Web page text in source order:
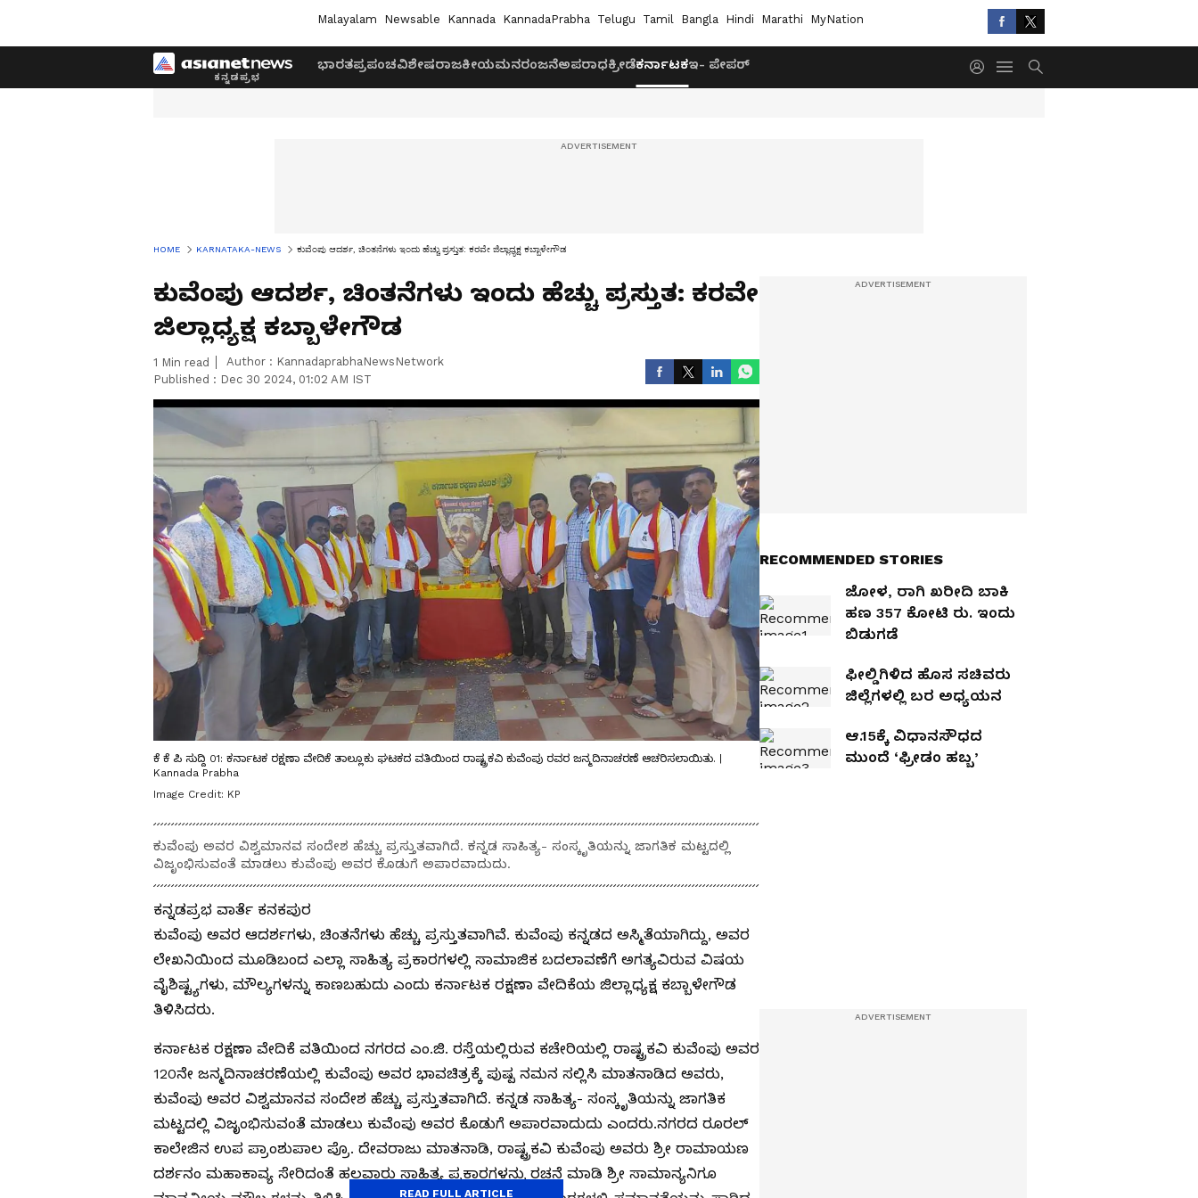
Malayalam Newsable Kannada KannadaPrabha Telugu Tamil Bangla Hindi Marathi MyNation
ಭಾರತಪ್ರಪಂಚವಿಶೇಷರಾಜಕೀಯಮನರಂಜನೆಅಪರಾಧಕ್ರೀಡೆಕರ್ನಾಟಕಇ- ಪೇಪರ್
HOME KARNATAKA-NEWS ಕುವೆಂಪು ಆದರ್ಶ, ಚಿಂತನೆಗಳು ಇಂದು ಹೆಚ್ಚು ಪ್ರಸ್ತುತ: ಕರವೇ ಜಿಲ್ಲಾಧ್ಯಕ್ಷ ಕಬ್ಬಾಳೇಗೌಡ
ಕುವೆಂಪು ಆದರ್ಶ, ಚಿಂತನೆಗಳು ಇಂದು ಹೆಚ್ಚು ಪ್ರಸ್ತುತ: ಕರವೇ
ಜಿಲ್ಲಾಧ್ಯಕ್ಷ ಕಬ್ಬಾಳೇಗೌಡ
1 Min read Author : KannadaprabhaNewsNetwork
Published : Dec 30 2024, 01:02 AM IST
ಕೆ ಕೆ ಪಿ ಸುದ್ದಿ 01: ಕರ್ನಾಟಕ ರಕ್ಷಣಾ ವೇದಿಕೆ ತಾಲ್ಲೂಕು ಘಟಕದ ವತಿಯಿಂದ ರಾಷ್ಟ್ರಕವಿ ಕುವೆಂಪು ರವರ ಜನ್ಮದಿನಾಚರಣೆ ಆಚರಿಸಲಾಯಿತು. |
Kannada Prabha
Image Credit: KP
ಕುವೆಂಪು ಅವರ ವಿಶ್ವಮಾನವ ಸಂದೇಶ ಹೆಚ್ಚು ಪ್ರಸ್ತುತವಾಗಿದೆ. ಕನ್ನಡ ಸಾಹಿತ್ಯ- ಸಂಸ್ಕೃತಿಯನ್ನು ಜಾಗತಿಕ ಮಟ್ಟದಲ್ಲಿ
ವಿಜೃಂಭಿಸುವಂತೆ ಮಾಡಲು ಕುವೆಂಪು ಅವರ ಕೊಡುಗೆ ಅಪಾರವಾದುದು.
ಕನ್ನಡಪ್ರಭ ವಾರ್ತೆ ಕನಕಪುರ
ಕುವೆಂಪು ಅವರ ಆದರ್ಶಗಳು, ಚಿಂತನೆಗಳು ಹೆಚ್ಚು ಪ್ರಸ್ತುತವಾಗಿವೆ. ಕುವೆಂಪು ಕನ್ನಡದ ಅಸ್ಮಿತೆಯಾಗಿದ್ದು, ಅವರ
ಲೇಖನಿಯಿಂದ ಮೂಡಿಬಂದ ಎಲ್ಲಾ ಸಾಹಿತ್ಯ ಪ್ರಕಾರಗಳಲ್ಲಿ ಸಾಮಾಜಿಕ ಬದಲಾವಣೆಗೆ ಅಗತ್ಯವಿರುವ ವಿಷಯ
ವೈಶಿಷ್ಟ್ಯಗಳು, ಮೌಲ್ಯಗಳನ್ನು ಕಾಣಬಹುದು ಎಂದು ಕರ್ನಾಟಕ ರಕ್ಷಣಾ ವೇದಿಕೆಯ ಜಿಲ್ಲಾಧ್ಯಕ್ಷ ಕಬ್ಬಾಳೇಗೌಡ
ತಿಳಿಸಿದರು.
ಕರ್ನಾಟಕ ರಕ್ಷಣಾ ವೇದಿಕೆ ವತಿಯಿಂದ ನಗರದ ಎಂ.ಜಿ. ರಸ್ತೆಯಲ್ಲಿರುವ ಕಚೇರಿಯಲ್ಲಿ ರಾಷ್ಟ್ರಕವಿ ಕುವೆಂಪು ಅವರ
120ನೇ ಜನ್ಮದಿನಾಚರಣೆಯಲ್ಲಿ ಕುವೆಂಪು ಅವರ ಭಾವಚಿತ್ರಕ್ಕೆ ಪುಷ್ಪ ನಮನ ಸಲ್ಲಿಸಿ ಮಾತನಾಡಿದ ಅವರು,
ಕುವೆಂಪು ಅವರ ವಿಶ್ವಮಾನವ ಸಂದೇಶ ಹೆಚ್ಚು ಪ್ರಸ್ತುತವಾಗಿದೆ. ಕನ್ನಡ ಸಾಹಿತ್ಯ- ಸಂಸ್ಕೃತಿಯನ್ನು ಜಾಗತಿಕ
ಮಟ್ಟದಲ್ಲಿ ವಿಜೃಂಭಿಸುವಂತೆ ಮಾಡಲು ಕುವೆಂಪು ಅವರ ಕೊಡುಗೆ ಅಪಾರವಾದುದು ಎಂದರು.ನಗರದ ರೂರಲ್
ಕಾಲೇಜಿನ ಉಪ ಪ್ರಾಂಶುಪಾಲ ಪ್ರೊ. ದೇವರಾಜು ಮಾತನಾಡಿ, ರಾಷ್ಟ್ರಕವಿ ಕುವೆಂಪು ಅವರು ಶ್ರೀ ರಾಮಾಯಣ
ದರ್ಶನಂ ಮಹಾಕಾವ್ಯ ಸೇರಿದಂತೆ ಹಲವಾರು ಸಾಹಿತ್ಯ ಪ್ರಕಾರಗಳನ್ನು ರಚನೆ ಮಾಡಿ ಶ್ರೀ ಸಾಮಾನ್ಯನಿಗೂ
READ FULL ARTICLE
RECOMMENDED STORIES
ಜೋಳ, ರಾಗಿ ಖರೀದಿ ಬಾಕಿ
ಹಣ 357 ಕೋಟಿ ರು. ಇಂದು
ಬಿಡುಗಡೆ
ಫೀಲ್ಡಿಗಿಳಿದ ಹೊಸ ಸಚಿವರು
ಜಿಲ್ಲೆಗಳಲ್ಲಿ ಬರ ಅಧ್ಯಯನ
ಆ.15ಕ್ಕೆ ವಿಧಾನಸೌಧದ
ಮುಂದೆ ‘ಫ್ರೀಡಂ ಹಬ್ಬ’